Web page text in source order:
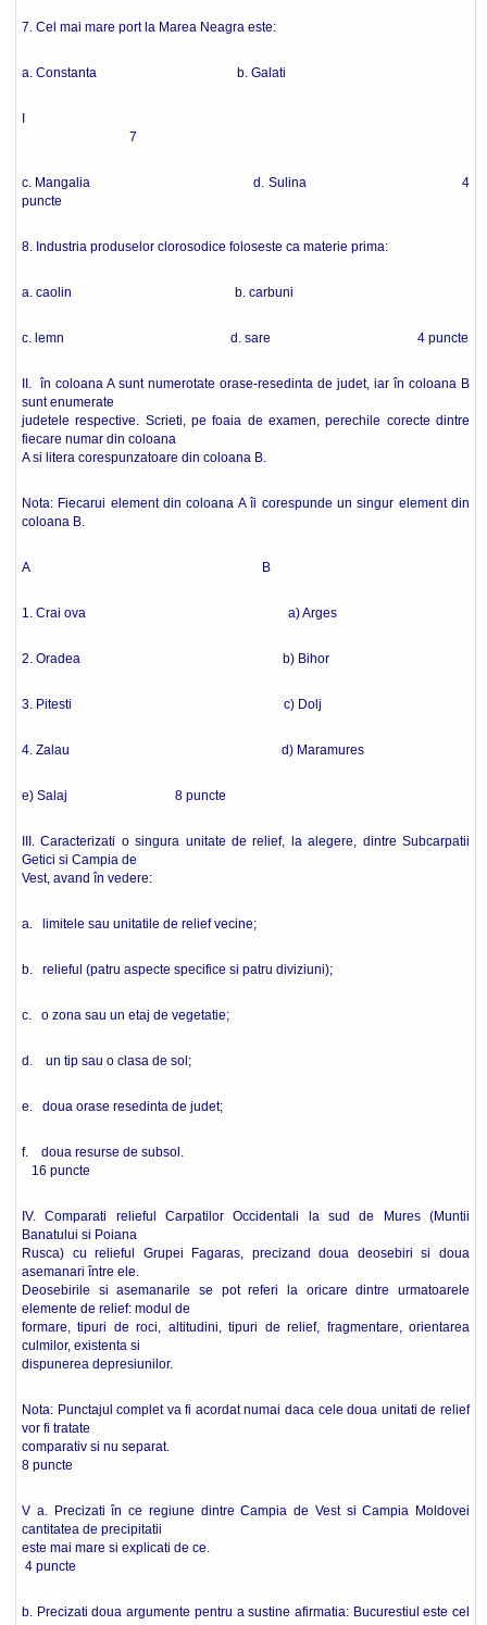
7. Cel mai mare port la Marea Neagra este:
a. Constanta b. Galati
7
c. Mangalia d. Sulina 4
puncte
8. Industria produselor clorosodice foloseste ca materie prima:
a. caolin b. carbuni
c. lemn d. sare 4 puncte
II. în coloana A sunt numerotate orase-resedinta de judet, iar în coloana B
sunt enumerate
judetele respective. Scrieti, pe foaia de examen, perechile corecte dintre
fiecare numar din coloana
A si litera corespunzatoare din coloana B.
Nota: Fiecarui element din coloana A îi corespunde un singur element din
coloana B.
A B
1. Crai ova a) Arges
2. Oradea b) Bihor
3. Pitesti c) Dolj
4. Zalau d) Maramures
e) Salaj 8 puncte
III. Caracterizati o singura unitate de relief, la alegere, dintre Subcarpatii
Getici si Campia de
Vest, avand în vedere:
a. limitele sau unitatile de relief vecine;
b. relieful (patru aspecte specifice si patru diviziuni);
c. o zona sau un etaj de vegetatie;
d. un tip sau o clasa de sol;
e. doua orase resedinta de judet;
f. doua resurse de subsol.
16 puncte
IV. Comparati relieful Carpatilor Occidentali la sud de Mures (Muntii
Banatului si Poiana
Rusca) cu relieful Grupei Fagaras, precizand doua deosebiri si doua
asemanari între ele.
Deosebirile si asemanarile se pot referi la oricare dintre urmatoarele
elemente de relief: modul de
formare, tipuri de roci, altitudini, tipuri de relief, fragmentare, orientarea
culmilor, existenta si
dispunerea depresiunilor.
Nota: Punctajul complet va fi acordat numai daca cele doua unitati de relief
vor fi tratate
comparativ si nu separat.
8 puncte
V a. Precizati în ce regiune dintre Campia de Vest si Campia Moldovei
cantitatea de precipitatii
este mai mare si explicati de ce.
4 puncte
b. Precizati doua argumente pentru a sustine afirmatia: Bucurestiul este cel